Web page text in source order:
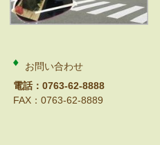
お問い合わせ
電話：0763-62-8888
FAX：0763-62-8889